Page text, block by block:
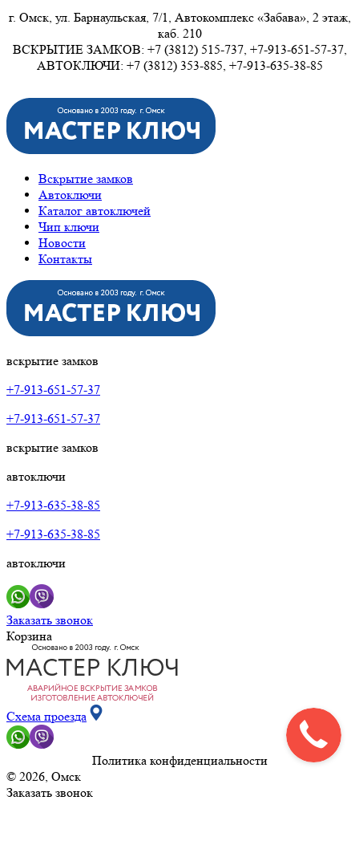
г. Омск, ул. Барнаульская, 7/1, Автокомплекс «Забава», 2 этаж,
каб. 210
ВСКРЫТИЕ ЗАМКОВ: +7 (3812) 515-737, +7-913-651-57-37,
АВТОКЛЮЧИ: +7 (3812) 353-885, +7-913-635-38-85
Вскрытие замков
Автоключи
Каталог автоключей
Чип ключи
Новости
Контакты
+7-913-651-57-37
+7-913-651-57-37
+7-913-635-38-85
+7-913-635-38-85
Заказать звонок
Корзина
Схема проезда
Политика конфиденциальности
© 2026, Омск
Заказать звонок